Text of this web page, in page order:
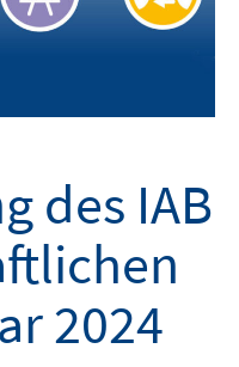
des IAB
2024